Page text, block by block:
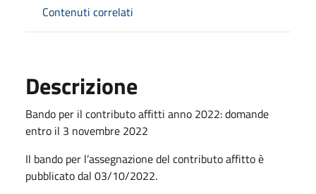
Contenuti correlati
Descrizione
Bando per il contributo affitti anno 2022: domande
entro il 3 novembre 2022
Il bando per l’assegnazione del contributo affitto è
pubblicato dal 03/10/2022.